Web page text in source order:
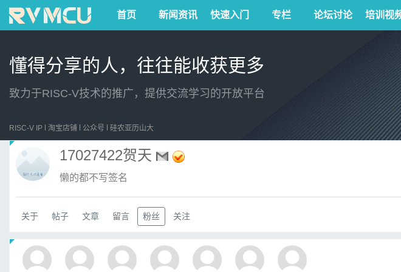
首页 新闻资讯 快速入门 专栏 论坛讨论 培训视
懂得分享的人，往往能收获更多
致力于RISC-V技术的推广，提供交流学习的开放平台
RISC-V IP 淘宝店铺 公众号 硅农亚历山大
17027422贺天
懒的都不写签名
关于 帖子 文章 留言 粉丝 关注